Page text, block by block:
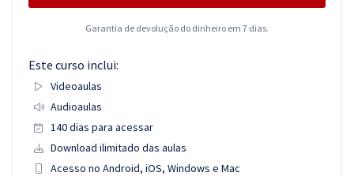
Garantia de devolução do dinheiro em 7 dias.
Este curso inclui:
Videoaulas
Audioaulas
140 dias para acessar
Download ilimitado das aulas
Acesso no Android, iOS, Windows e Mac